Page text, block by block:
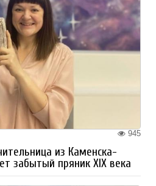
945
из Каменска-
забытый пряник XIX века